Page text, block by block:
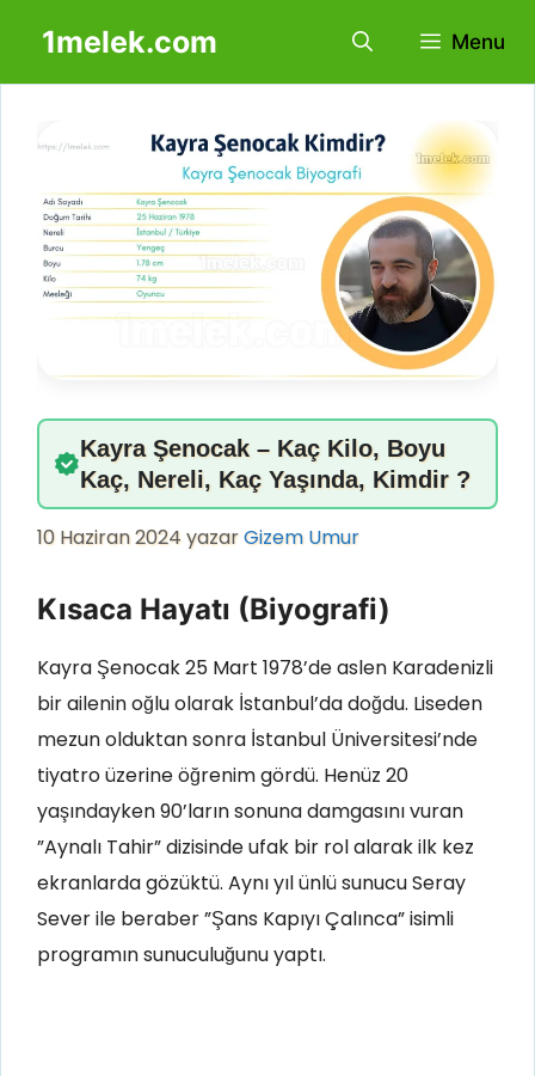
1melek.com Menu
Kayra Şenocak – Kaç Kilo, Boyu
Kaç, Nereli, Kaç Yaşında, Kimdir ?
10 Haziran 2024yazarGizem Umur
Kısaca Hayatı (Biyografi)
Kayra Şenocak 25 Mart 1978’de aslen Karadenizli
bir ailenin oğlu olarak İstanbul’da doğdu. Liseden
mezun olduktan sonra İstanbul Üniversitesi’nde
tiyatro üzerine öğrenim gördü. Henüz 20
yaşındayken 90’ların sonuna damgasını vuran
”Aynalı Tahir” dizisinde ufak bir rol alarak ilk kez
ekranlarda gözüktü. Aynı yıl ünlü sunucu Seray
Sever ile beraber ”Şans Kapıyı Çalınca” isimli
programın sunuculuğunu yaptı.